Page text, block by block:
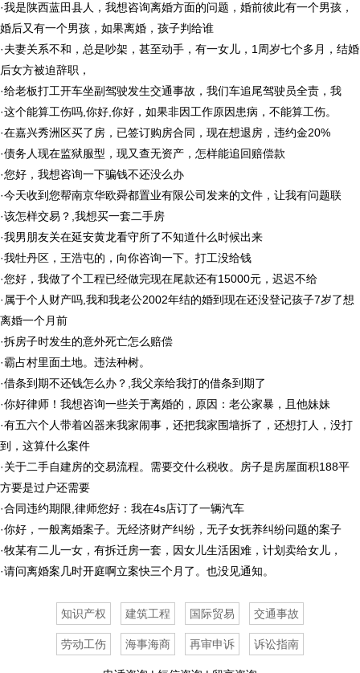
·我是陕西蓝田县人，我想咨询离婚方面的问题，婚前彼此有一个男孩，
婚后又有一个男孩，如果离婚，孩子判给谁
·夫妻关系不和，总是吵架，甚至动手，有一女儿，1周岁七个多月，结婚
后女方被迫辞职，
·给老板打工开车坐副驾驶发生交通事故，我们车追尾驾驶员全责，我
·这个能算工伤吗,你好,你好，如果非因工作原因患病，不能算工伤。
·在嘉兴秀洲区买了房，已签订购房合同，现在想退房，违约金20%
·债务人现在监狱服型，现又查无资产，怎样能追回赔偿款
·您好，我想咨询一下骗钱不还没么办
·今天收到您帮南京华欧舜都置业有限公司发来的文件，让我有问题联
·该怎样交易？,我想买一套二手房
·我男朋友关在延安黄龙看守所了不知道什么时候出来
·我牡丹区，王浩屯的，向你咨询一下。打工没给钱
·您好，我做了个工程已经做完现在尾款还有15000元，迟迟不给
· 属于个人财产吗,我和我老公2002年结的婚到现在还没登记孩子7岁了想
离婚一个月前
·拆房子时发生的意外死亡怎么赔偿
·霸占村里面土地。违法种树。
·借条到期不还钱怎么办？,我父亲给我打的借条到期了
·你好律师！我想咨询一些关于离婚的，原因：老公家暴，且他妹妹
·有五六个人带着凶器来我家闹事，还把我家围墙拆了，还想打人，没打
到，这算什么案件
·关于二手自建房的交易流程。需要交什么税收。房子是房屋面积188平
方要是过户还需要
·合同违约期限,律师您好：我在4s店订了一辆汽车
·你好，一般离婚案子。无经济财产纠纷，无子女抚养纠纷问题的案子
·牧某有二儿一女，有拆迁房一套，因女儿生活困难，计划卖给女儿，
·请问离婚案几时开庭啊立案快三个月了。也没见通知。
知识产权 建筑工程 国际贸易 交通事故
劳动工伤 海事海商 再审申诉 诉讼指南